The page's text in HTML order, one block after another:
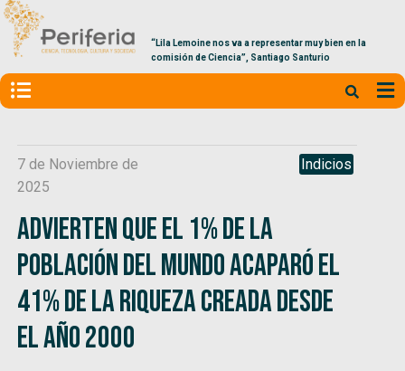
“Lila Lemoine nos va a representar muy bien en la
comisión de Ciencia”, Santiago Santurio
7 de Noviembre de
2025
Indicios
Advierten que el 1% de la
población del mundo acaparó el
41% de la riqueza creada desde
el año 2000